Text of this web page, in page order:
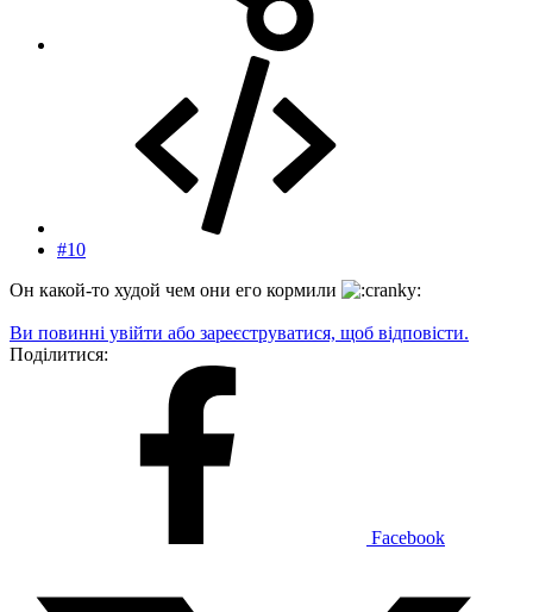
#10
Он какой-то худой чем они его кормили
Ви повинні увійти або зареєструватися, щоб відповісти.
Поділитися:
Facebook